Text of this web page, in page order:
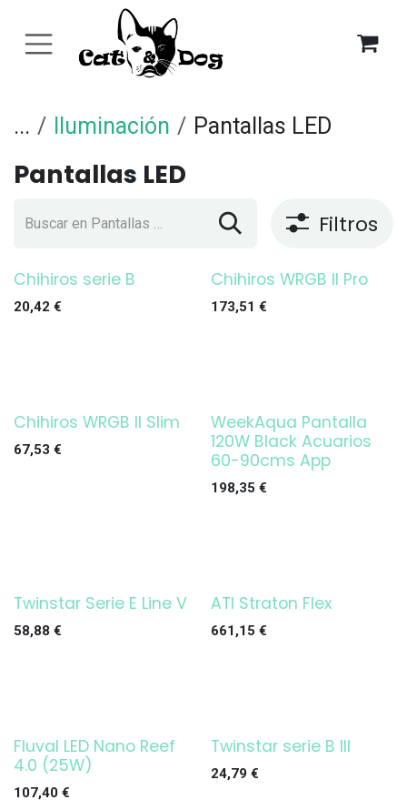
... Iluminación Pantallas LED
Pantallas LED
Filtros
¡OFERTA!
Chihiros serie B
20,42 €
Chihiros WRGB II Pro
173,51 €
¡OFERTA!
Chihiros WRGB II Slim
67,53 € ¡OFERTA!
WeekAqua Pantalla
120W Black Acuarios
60-90cms App
198,35 €
¡OFERTA!
Twinstar Serie E Line V
58,88 €
ATI Straton Flex
661,15 €
Agotado
Fluval LED Nano Reef
4.0 (25W)
107,40 €
¡OFERTA!
Twinstar serie B III
24,79 €